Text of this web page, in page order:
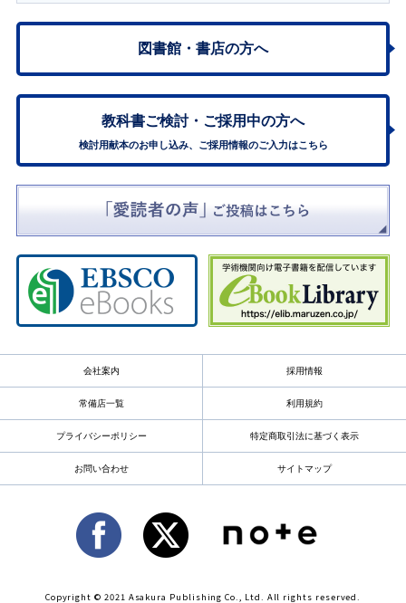
図書館・書店の方へ
教科書ご検討・ ご採用中の方へ
検討用献本のお申し込み、ご採用情報のご入力はこちら
会社案内 採用情報
常備店一覧 利用規約
プライバシーポリシー 特定商取引法に基づく表示
お問い合わせ サイトマップ
Copyright © 2021 Asakura Publishing Co., Ltd. All rights reserved.